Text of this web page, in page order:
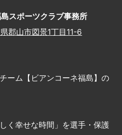
スポーツクラブ事務所
郡山市図景1丁目11-6
ーム【ビアンコーネ福島】の
く幸せな時間」を選手・保護